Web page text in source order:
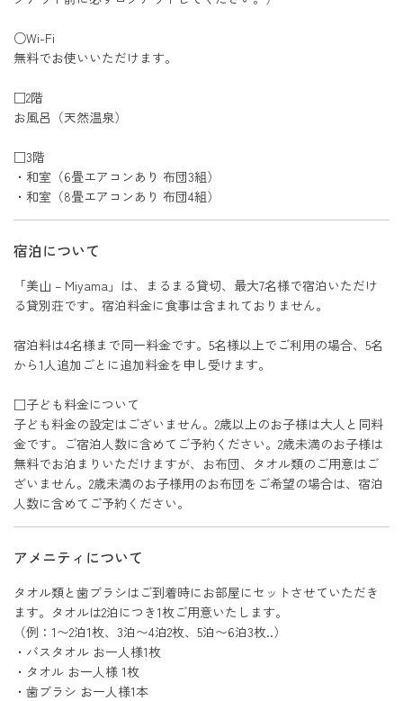
○Wi-Fi
無料でお使いいただけます。
□2階
お風呂（天然温泉）
□3階
・和室（6畳エアコンあり 布団3組）
・和室（8畳エアコンあり 布団4組）
宿泊について
「美山 – Miyama」は、まるまる貸切、最大7名様で宿泊いただけ
る貸別荘です。宿泊料金に食事は含まれておりません。
宿泊料は4名様まで同一料金です。5名様以上でご利用の場合、5名
から1人追加ごとに追加料金を申し受けます。
□子ども料金について
子ども料金の設定はございません。2歳以上のお子様は大人と同料
金です。ご宿泊人数に含めてご予約ください。2歳未満のお子様は
無料でお泊まりいただけますが、お布団、タオル類のご用意はご
ざいません。2歳未満のお子様用のお布団をご希望の場合は、宿泊
人数に含めてご予約ください。
アメニティについて
タオル類と歯ブラシはご到着時にお部屋にセットさせていただき
ます。タオルは2泊につき1枚ご用意いたします。
（例：1〜2泊1枚、3泊〜4泊2枚、5泊〜6泊3枚..）
・バスタオル お一人様1枚
・タオル お一人様 1枚
・歯ブラシ お一人様1本